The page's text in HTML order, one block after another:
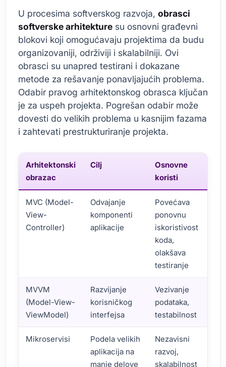
U procesima softverskog razvoja, obrasci
softverske arhitekture su osnovni građevni
blokovi koji omogućavaju projektima da budu
organizovaniji, održiviji i skalabilniji. Ovi
obrasci su unapred testirani i dokazane
metode za rešavanje ponavljajućih problema.
Odabir pravog arhitektonskog obrasca ključan
je za uspeh projekta. Pogrešan odabir može
dovesti do velikih problema u kasnijim fazama
i zahtevati prestrukturiranje projekta.
Arhitektonski
obrazac
Cilj
Osnovne
koristi
MVC (Model-
View-
Controller)
Odvajanje
komponenti
aplikacije
Povećava
ponovnu
iskoristivost
koda,
olakšava
testiranje
MVVM
(Model-View-
ViewModel)
Razvijanje
korisničkog
interfejsa
Vezivanje
podataka,
testabilnost
Mikroservisi
Podela velikih
aplikacija na
manje delove
Nezavisni
razvoj,
skalabilnost